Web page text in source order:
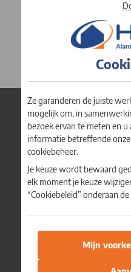
→ TARIEVEN
INSTALLATIE- EN
INBEGRIP VAN DE
EN DE OPLEIDING
150 EXCL. BTW
€ 39,50
VRAAG
uitrusting met inbegrip
(onderdelen, werkuren en
→
Met een controleoproep
Informatie in geval
Analyse van de
meldkamer
Interventie ter
bewakingsagent
Waarschuwing van
Indien nodig .
Bediening via een
Abonnement
Onze
Voor
Voor
Hoe
Ze garanderen de juiste
mogelijk om, in
bezoek ervan te meten en
informatie betreffende
cookiebeheer.
Je keuze wordt bewaard
elk moment je keuze
“Cookiebeleid” onderaan
Mijn